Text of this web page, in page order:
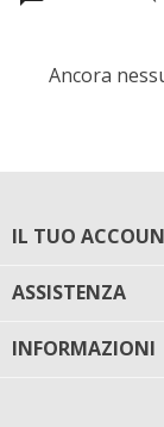
Ancora
IL TUO
ASSISTENZA
INFORMAZIONI